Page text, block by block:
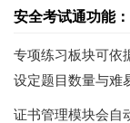
安全考试通功能：
专项练习板块可依
设定题目数量与难
证书管理模块会自